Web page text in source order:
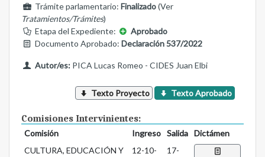
Trámite parlamentario: Finalizado(Ver
Tratamientos/Trámites)
Etapa del Expediente:
Aprobado
Documento Aprobado: Declaración 537/2022
Autor/es:PICA Lucas Romeo - CIDES Juan Elbi
Texto Proyecto Texto Aprobado
Comisiones Intervinientes:
Comisión Ingreso Salida
Dictámen
CULTURA, EDUCACIÓN Y
12-10-
17-